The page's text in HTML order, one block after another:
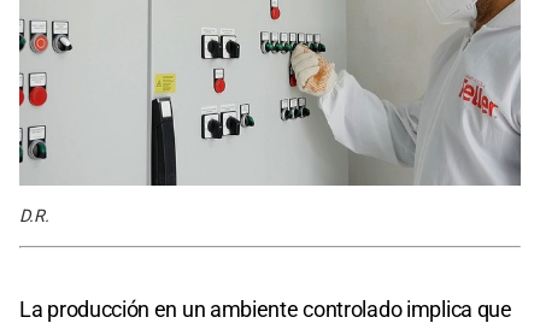
D.R.
La producción en un ambiente controlado implica que